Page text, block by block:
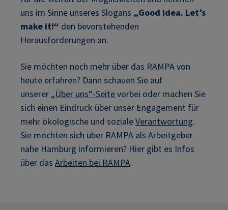
uns im Sinne unseres Slogans „Good idea. Let’s
make it!“ den bevorstehenden
Herausforderungen an.
Sie möchten noch mehr über das RAMPA von
heute erfahren? Dann schauen Sie auf
unserer „Über uns“-Seitevorbei oder machen Sie
sich einen Eindruck über unser Engagement für
mehr ökologische und sozialeVerantwortung.
Sie möchten sich über RAMPA als Arbeitgeber
nahe Hamburg informieren? Hier gibt es Infos
über das Arbeiten bei RAMPA.